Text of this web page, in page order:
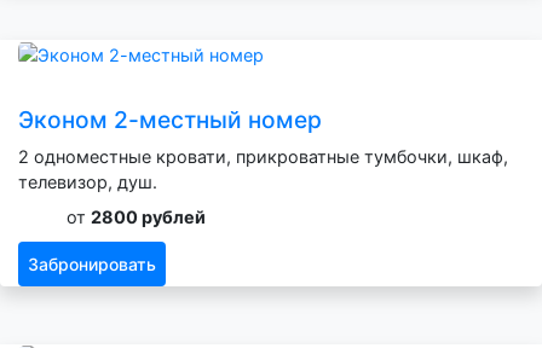
Эконом 2-местный номер
2 одноместные кровати, прикроватные тумбочки, шкаф,
телевизор, душ.
от 2800 рублей
Забронировать